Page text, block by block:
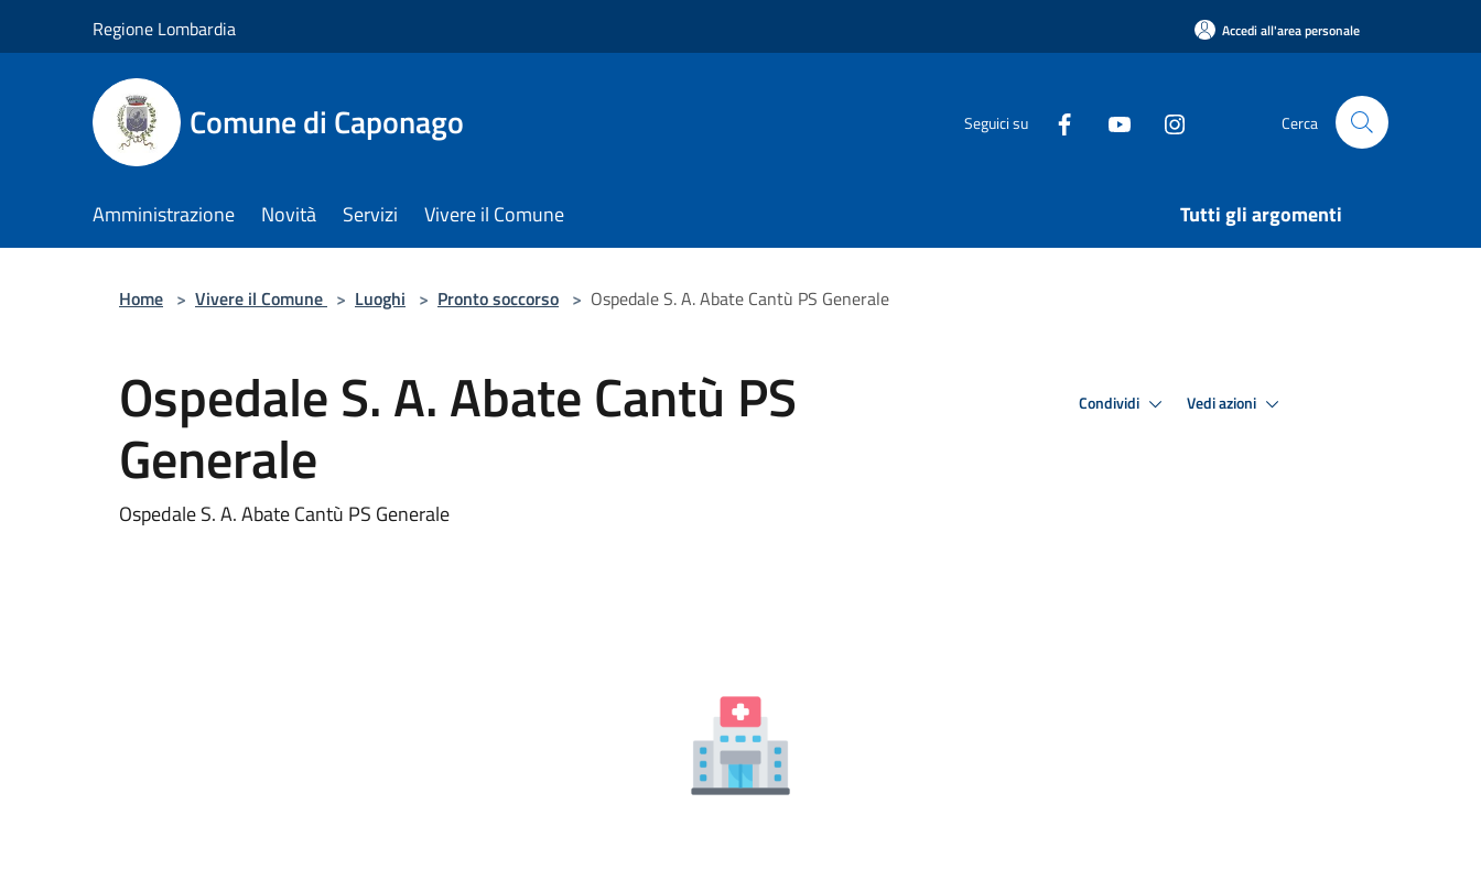
Regione Lombardia Accedi all'area personale
Comune di Caponago Seguici su Cerca
Amministrazione Novità Servizi Vivere il Comune Tutti gli argomenti
Home > Vivere il Comune > Luoghi > Pronto soccorso > Ospedale S. A. Abate Cantù PS Generale
Ospedale S. A. Abate Cantù PS
Generale
Ospedale S. A. Abate Cantù PS Generale
Condividi Vedi azioni